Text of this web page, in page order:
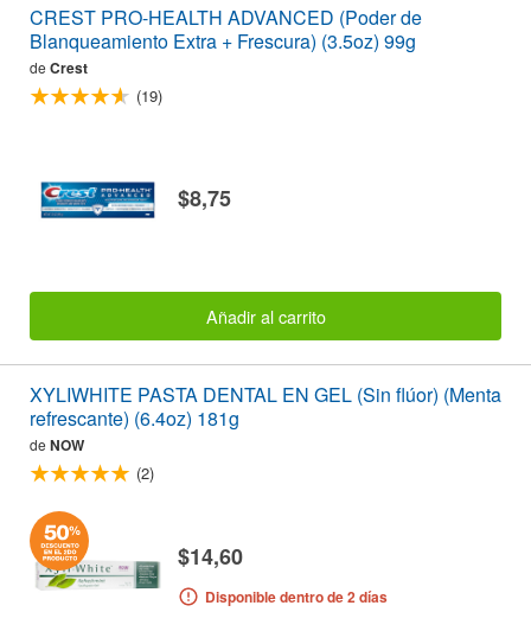
CREST PRO-HEALTH ADVANCED (Poder de
Blanqueamiento Extra + Frescura) (3.5oz) 99g
de Crest
(19)
$8,75
Añadir al carrito
XYLIWHITE PASTA DENTAL EN GEL (Sin flúor) (Menta
refrescante) (6.4oz) 181g
de NOW
(2)
$14,60
Disponible dentro de 2 días